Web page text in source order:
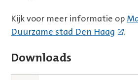
Kijk voor meer informatie op
Duurzame stad Den Haag
.
Downloads